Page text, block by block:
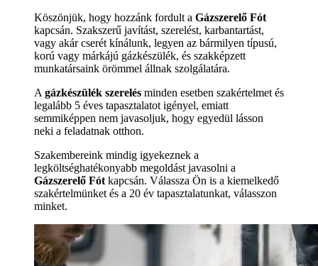
Köszönjük, hogy hozzánk fordult a Gázszerelő Fót
kapcsán. Szakszerű javítást, szerelést, karbantartást,
vagy akár cserét kínálunk, legyen az bármilyen típusú,
korú vagy márkájú gázkészülék, és szakképzett
munkatársaink örömmel állnak szolgálatára.
A gázkészülék szerelés minden esetben szakértelmet és
legalább 5 éves tapasztalatot igényel, emiatt
semmiképpen nem javasoljuk, hogy egyedül lásson
neki a feladatnak otthon.
Szakembereink mindig igyekeznek a
legköltséghatékonyabb megoldást javasolni a
Gázszerelő Fót kapcsán. Válassza Ön is a kiemelkedő
szakértelmünket és a 20 év tapasztalatunkat, válasszon
minket.